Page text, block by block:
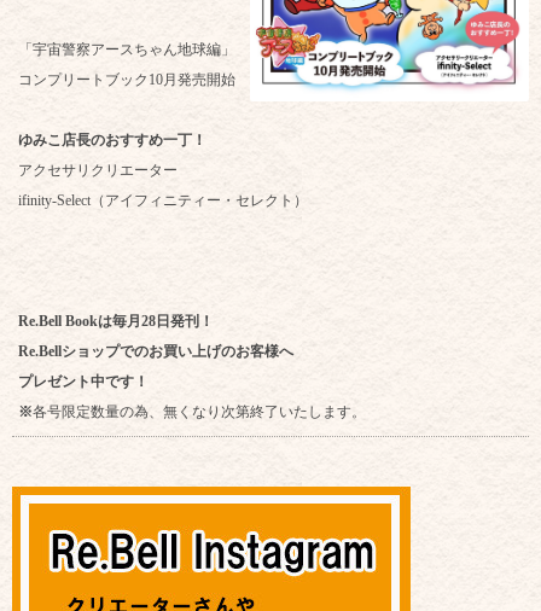
「宇宙警察アースちゃん地球編」
コンプリートブック10月発売開始
ゆみこ店長のおすすめ一丁！
アクセサリクリエーター
ifinity-Select（アイフィニティー・セレクト）
Re.Bell Bookは毎月28日発刊！
Re.Bellショップでのお買い上げのお客様へ
プレゼント中です！
※各号限定数量の為、無くなり次第終了いたします。